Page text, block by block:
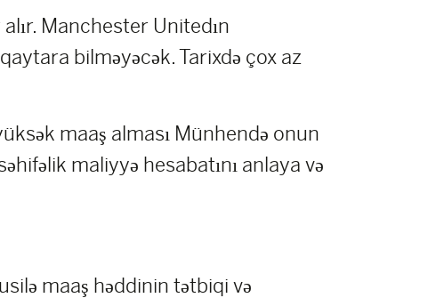
Manchester Unitedın
bilməyəcək. Tarixdə çox az
maaş alması Münhendə onun
maliyyə hesabatını anlaya və
maaş həddinin tətbiqi və